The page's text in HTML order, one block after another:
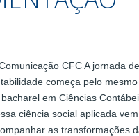
CFC A jornada
começa pelo
em Ciências
ciência social aplicada
as transformações